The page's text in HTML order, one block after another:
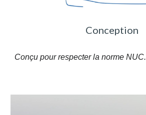
Conception
Conçu pour respecter la norme NUC.